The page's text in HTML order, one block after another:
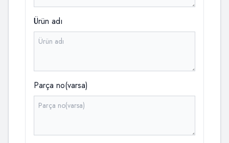
Ürün adı
Parça no(varsa)